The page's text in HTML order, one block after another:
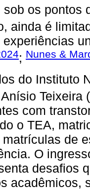
sob os pontos
ainda é
; Nunes &
do Instituto
Teixeira (
com
o TEA,
de
O
desafios
acadêmicos,